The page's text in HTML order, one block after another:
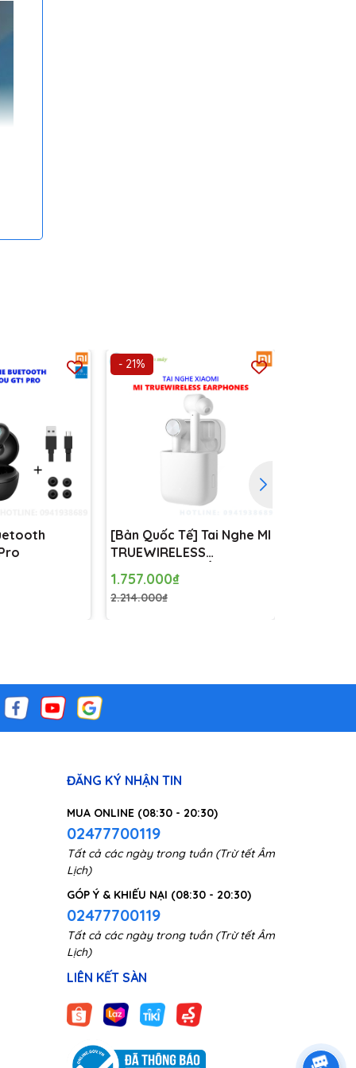
sẽ
sâu
- 21%
[Bản Quốc Tế] Tai Nghe MI
TRUEWIRELESS
EARPHONES TRẮNG
(WHITE) -
1.757.000₫
2.214.000₫
ĐĂNG KÝ NHẬN TIN
MUA ONLINE (08:30 - 20:30)
02477700119
Tất cả các ngày trong tuần (Trừ tết Âm
Lịch)
GÓP Ý & KHIẾU NẠI (08:30 - 20:30)
02477700119
Tất cả các ngày trong tuần (Trừ tết Âm
Lịch)
LIÊN KẾT SÀN